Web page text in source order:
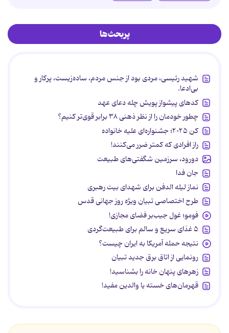
پربحث‌ها
شهید رئیسی، مردی بود از جنس مردم، ساده‌زیست، پرکار و
بی‌ادعا.
کدهای پیشواز پویش چله دعای عهد
چطور خودمان را از نظر ذهنی ۳۸ برابر قوی‌تر کنیم؟
کن ۲۰۲۵؛ جشنواره‌ای علیه خانواده
راز افرادی که کمتر ضرر می‌کنند!
دورود، سرزمین شگفتی‌های طبیعت
جان فدا
نماز لیله الدفن برای شهدای بیت رهبری
طرح اختصاصی تبیان ویژه روز جهانی قدس
فومو؛ غول جیب‌بر فضای مجازی!
۵ غذای سریع و سالم برای طبیعت‌گردی
نتیجه حمله آمریکا به ایران چیست؟
رونمایی از اتاق برق جدید تبیان
زهرهای پنهان خانه را بشناسید!
قهرمان‌های خسته یا والدین مفید!